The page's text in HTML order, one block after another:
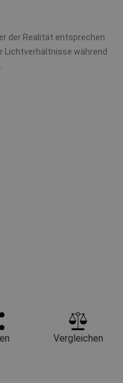
der Realität entsprechen
Lichtverhältnisse während
Vergleichen